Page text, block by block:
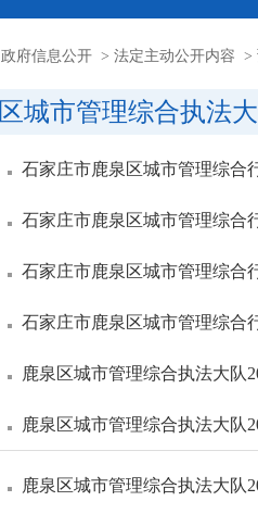
国务要闻 鹿泉要闻
本区文件
政府信息公开 > 法定主动公开内容 >
区城市管理综合执法
石家庄市鹿泉区城市管理综合
石家庄市鹿泉区城市管理综合
石家庄市鹿泉区城市管理综合
石家庄市鹿泉区城市管理综合
鹿泉区城市管理综合执法大队
鹿泉区城市管理综合执法大队
鹿泉区城市管理综合执法大队